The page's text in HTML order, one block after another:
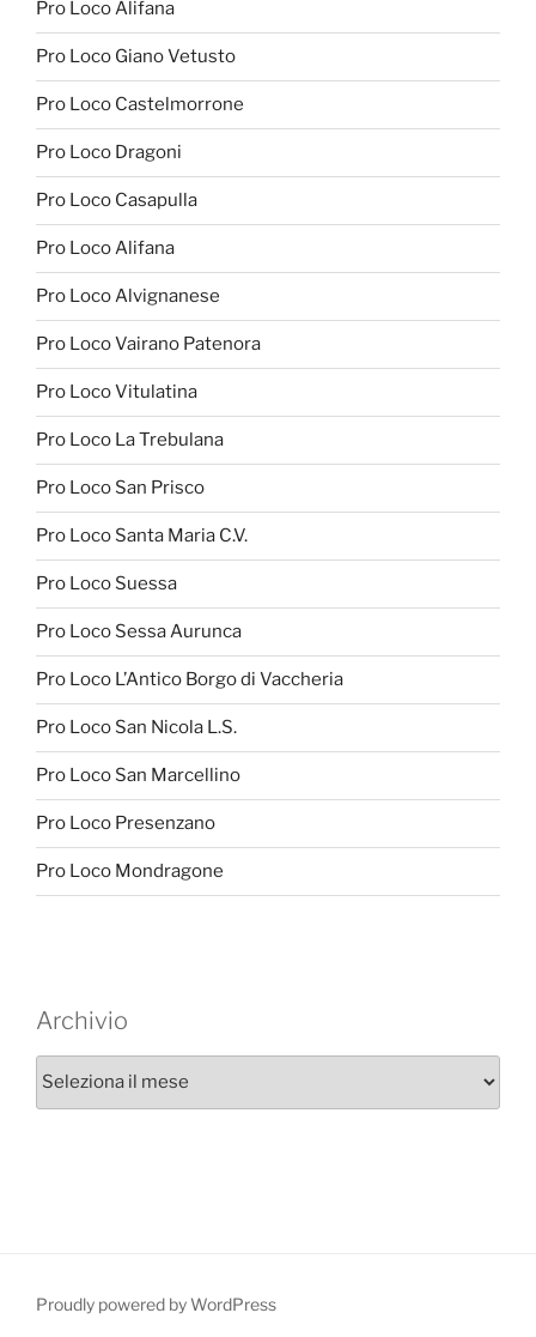
Pro Loco Alifana
Pro Loco Giano Vetusto
Pro Loco Castelmorrone
Pro Loco Dragoni
Pro Loco Casapulla
Pro Loco Alifana
Pro Loco Alvignanese
Pro Loco Vairano Patenora
Pro Loco Vitulatina
Pro Loco La Trebulana
Pro Loco San Prisco
Pro Loco Santa Maria C.V.
Pro Loco Suessa
Pro Loco Sessa Aurunca
Pro Loco L’Antico Borgo di Vaccheria
Pro Loco San Nicola L.S.
Pro Loco San Marcellino
Pro Loco Presenzano
Pro Loco Mondragone
Archivio
A
Proudly powered by WordPress